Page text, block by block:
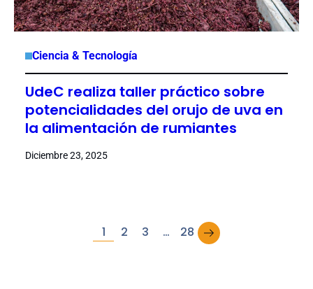
Ciencia & Tecnología
UdeC realiza taller práctico sobre
potencialidades del orujo de uva en
la alimentación de rumiantes
Diciembre 23, 2025
1 2 3 … 28 →